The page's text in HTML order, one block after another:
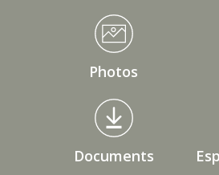
Médiathèque Footer
Photos
Documents